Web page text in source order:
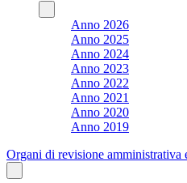
Anno 2026
Anno 2025
Anno 2024
Anno 2023
Anno 2022
Anno 2021
Anno 2020
Anno 2019
Organi di revisione amministrativa